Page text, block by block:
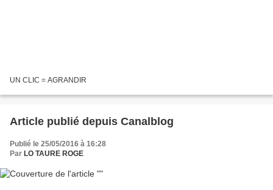
UN CLIC = AGRANDIR
Article publié depuis Canalblog
Publié le 25/05/2016 à 16:28
Par LO TAURE ROGE